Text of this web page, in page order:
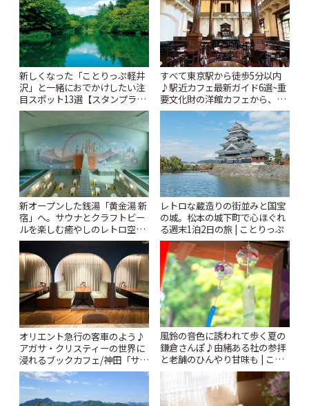
新しくなった「ことりっぷ軽井
沢」と一緒におでかけしたい注
目スポット13選【スタンプラリ
ー開催中】 | ことりっぷ
すべて東京駅から徒歩5分以内
♪駅近カフェ最新ガイド6選~重
要文化財の洋館カフェから、改
札すぐのレトロ喫茶まで~ | こと
新オープンした銭湯「黄金湯 新
宿」へ。サウナとクラフトビー
ルを楽しむ癒やしのレトロ空間
| ことりっぷ
レトロな蔵造りの街並みと国宝
の城。松本の城下町で心ほぐれ
る週末1泊2日の旅 | ことりっぷ
オリエント急行の客車のよう♪
アガサ・クリスティーの世界に
浸れるブックカフェ/神田「サロ
ンクリスティ」 | ことりっぷ
風鈴の音色に誘われて歩く夏の
鎌倉さんぽ♪由緒ある社の参拝
と老舗のひんやり甘味も | こと
りっぷ